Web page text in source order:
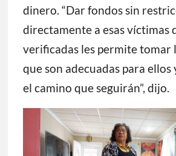
dinero. “Dar fondos sin
directamente a esas víctimas
verificadas les permite tomar
que son adecuadas para ellos
el camino que seguirán”, dijo.